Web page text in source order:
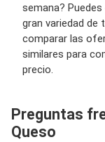
semana?
gran variedad de
comparar las
similares para
precio.
Preguntas
Queso